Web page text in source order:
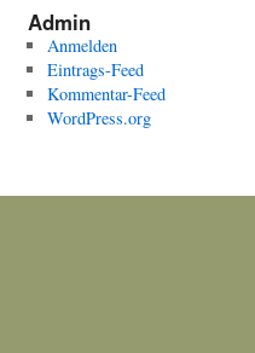
Admin
Anmelden
Eintrags-Feed
Kommentar-Feed
WordPress.org